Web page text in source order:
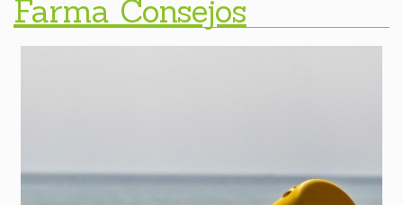
Farma Consejos